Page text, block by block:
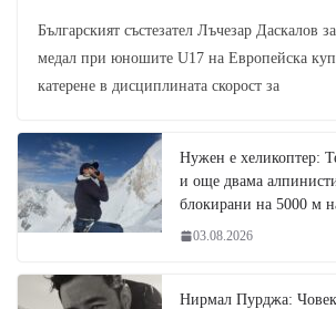
Българският състезател Лъчезар Даскалов
медал при юношите U17 на Европейска
катерене в дисциплината скорост за
Нужен е хеликоптер:
и още двама алпинисти
блокирани на 5000 м
03.08.2026
Нирмал Пурджа: